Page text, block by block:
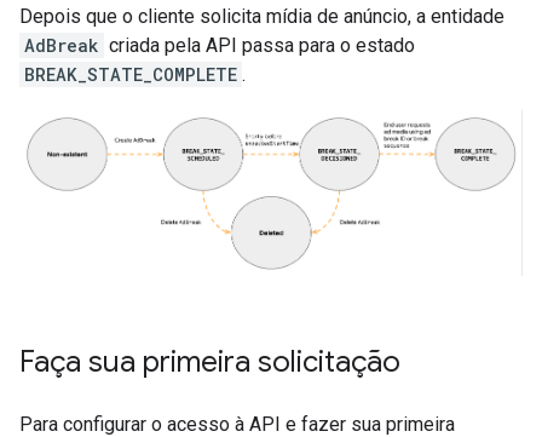
Depois que o cliente solicita mídia de anúncio, a entidade
AdBreak criada pela API passa para o estado
BREAK_STATE_COMPLETE .
Faça sua primeira solicitação
Para configurar o acesso à API e fazer sua primeira